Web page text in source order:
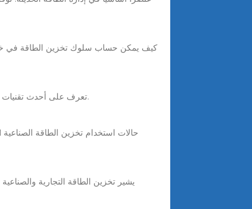
Mar 1, 2025 · تعرف على أحدث تقنيات تخزين الطاقة ودورها في تعزيز كفاءة الطاقة المتجددة، من البطاريات المتطورة إلى حلول التخزين الحراري والهيدروجيني.